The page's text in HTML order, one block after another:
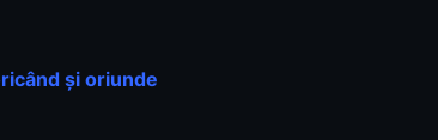
și oriunde